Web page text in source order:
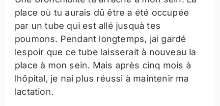
place où tu aurais dû être a été occupée
par un tube qui est allé jusquà tes
poumons. Pendant longtemps, jai gardé
lespoir que ce tube laisserait à nouveau la
place à mon sein. Mais après cinq mois à
lhôpital, je nai plus réussi à maintenir ma
lactation.